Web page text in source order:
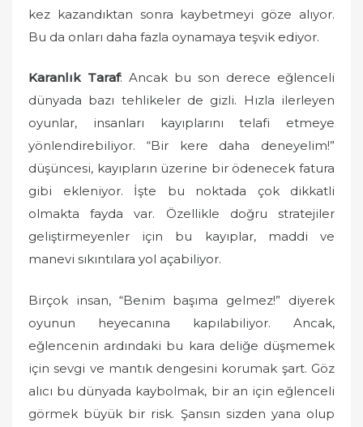
kez kazandıktan sonra kaybetmeyi göze alıyor.
Bu da onları daha fazla oynamaya teşvik ediyor.
Karanlık Taraf: Ancak bu son derece eğlenceli
dünyada bazı tehlikeler de gizli. Hızla ilerleyen
oyunlar, insanları kayıplarını telafi etmeye
yönlendirebiliyor. “Bir kere daha deneyelim!”
düşüncesi, kayıpların üzerine bir ödenecek fatura
gibi ekleniyor. İşte bu noktada çok dikkatli
olmakta fayda var. Özellikle doğru stratejiler
geliştirmeyenler için bu kayıplar, maddi ve
manevi sıkıntılara yol açabiliyor.
Birçok insan, “Benim başıma gelmez!” diyerek
oyunun heyecanına kapılabiliyor. Ancak,
eğlencenin ardındaki bu kara deliğe düşmemek
için sevgi ve mantık dengesini korumak şart. Göz
alıcı bu dünyada kaybolmak, bir an için eğlenceli
görmek büyük bir risk. Şansın sizden yana olup